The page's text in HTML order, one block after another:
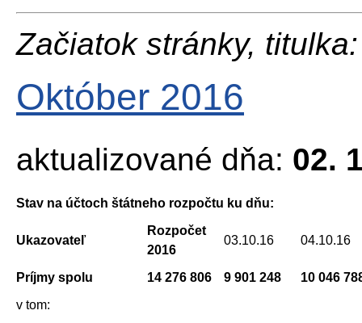
Začiatok stránky, titulka:
Október 2016
aktualizované dňa: 02.
Stav na účtoch štátneho rozpočtu ku dňu:
Ukazovateľ
Rozpočet
2016
03.10.16 04.10.16
Príjmy spolu 14 276 806 9 901 248
10 046
v tom: